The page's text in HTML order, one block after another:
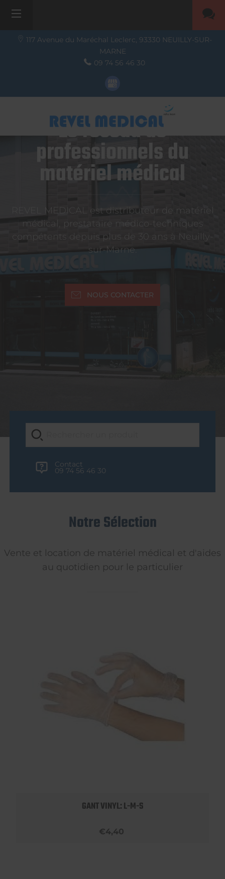
117 Avenue du Maréchal Leclerc, 93330 NEUILLY-SUR-
MARNE
09 74 56 46 30
Le réseau de
professionnels du
matériel médical
REVEL MEDICAL est distributeur de matériel
médical, prestataire médico-techniques
compétents depuis plus de 30 ans à Neuilly-
sur-Marne.
NOUS CONTACTER
Contact
09 74 56 46 30
Notre Sélection
Vente et location de matériel médical et d'aides
au quotidien pour le particulier
GANT VINYL: L-M-S
€4,40